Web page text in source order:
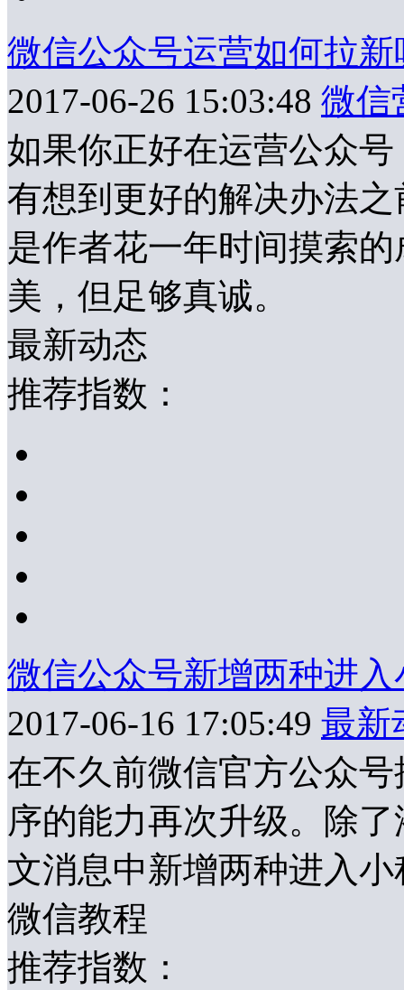
微信公众号运营如何拉
2017-06-26 15:03:48 微信
如果你正好在运营公众
有想到更好的解决办法
是作者花一年时间摸索
美，但足够真诚。
最新动态
推荐指数：
微信公众号新增两种进
2017-06-16 17:05:49 最新
在不久前微信官方公众
序的能力再次升级。除
文消息中新增两种进入
微信教程
推荐指数：